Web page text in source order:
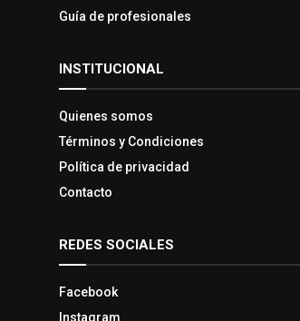
Guía de profesionales
INSTITUCIONAL
Quienes somos
Términos y Condiciones
Política de privacidad
Contacto
REDES SOCIALES
Facebook
Instagram